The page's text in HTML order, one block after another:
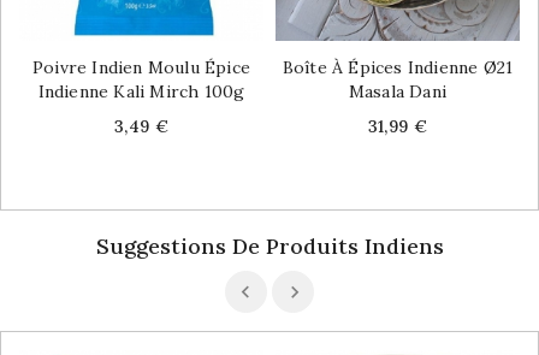
Poivre Indien Moulu Épice
Indienne Kali Mirch 100g
Price
3,49 €
Boîte À Épices Indienne Ø21
Masala Dani
Price
31,99 €
Suggestions De Produits Indiens